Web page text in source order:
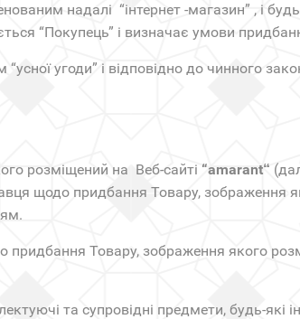
надалі “інтернет -магазин” , і
“Покупець” і визначає умови
угоди” і відповідно до чинного
розміщений на Веб-сайті “amarant“
щодо придбання Товару, зображення
Товару, зображення якого
та супровідні предмети, будь-які